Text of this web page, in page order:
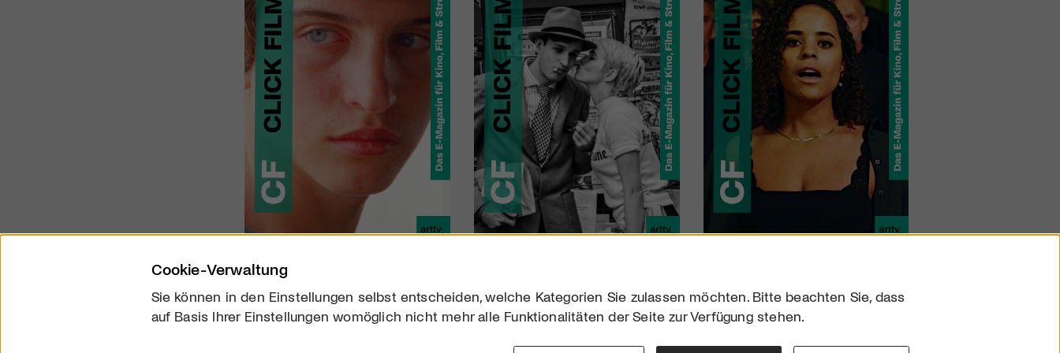
Über uns
Downloads
Impressum
Cookie-Verwaltung
Sie können in den Einstellungen selbst entscheiden, welche Kategorien Sie zulassen möchten. Bitte beachten Sie, dass
auf Basis Ihrer Einstellungen womöglich nicht mehr alle Funktionalitäten der Seite zur Verfügung stehen.